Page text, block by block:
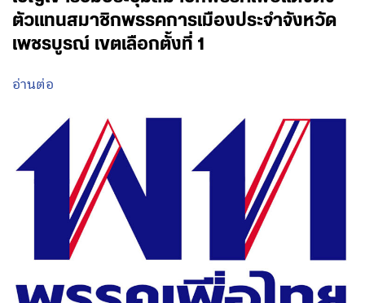
ตัวแทนสมาชิกพรรคการเมืองประจำจังหวัด
เพชรบูรณ์ เขตเลือกตั้งที่ 1
อ่านต่อ